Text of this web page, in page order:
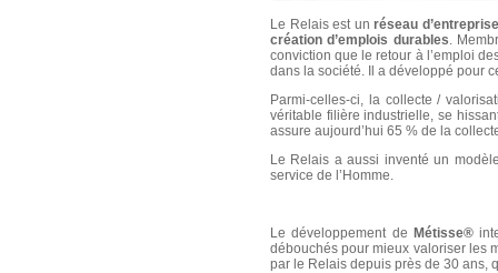
Le Relais est unréseau
création d’emplois durables.
conviction que le retour à l’emploi
dans la société. Il a développé pour
Parmi-celles-ci, la collecte /
véritable filière industrielle, se
assure aujourd’hui 65 % de la
Le Relais a aussi inventé un
service de l’Homme.
Le développement de Métisse®
débouchés pour mieux valoriser les
par le Relais depuis près de 30 ans,